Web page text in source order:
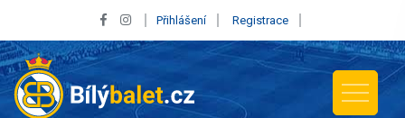
Přihlášení Registrace